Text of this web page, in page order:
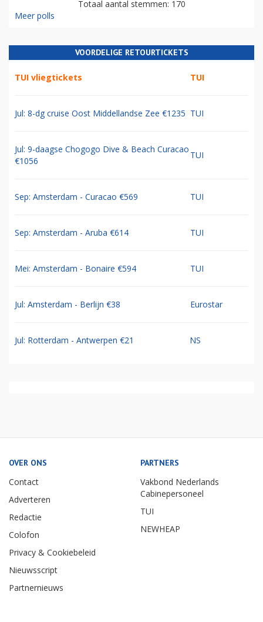
Totaal aantal stemmen: 170
Meer polls
VOORDELIGE RETOURTICKETS
TUI vliegtickets TUI
Jul: 8-dg cruise Oost Middellandse Zee €1235 TUI
Jul: 9-daagse Chogogo Dive & Beach Curacao
€1056
TUI
Sep: Amsterdam - Curacao €569 TUI
Sep: Amsterdam - Aruba €614 TUI
Mei: Amsterdam - Bonaire €594 TUI
Jul: Amsterdam - Berlijn €38 Eurostar
Jul: Rotterdam - Antwerpen €21 NS
OVER ONS
Contact
Adverteren
Redactie
Colofon
Privacy & Cookiebeleid
Nieuwsscript
Partnernieuws
PARTNERS
Vakbond Nederlands
Cabinepersoneel
TUI
NEWHEAP